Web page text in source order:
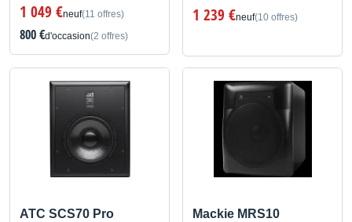
1 049 €neuf(11 offres)
800 €d'occasion(2 offres)
1 239 €neuf(10 offres)
ATC SCS70 Pro Mackie MRS10